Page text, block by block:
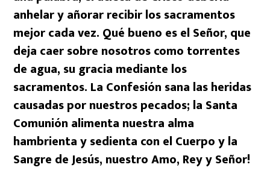
anhelar y añorar recibir los sacramentos
mejor cada vez. Qué bueno es el Señor, que
deja caer sobre nosotros como torrentes
de agua, su gracia mediante los
sacramentos. La Confesión sana las heridas
causadas por nuestros pecados; la Santa
Comunión alimenta nuestra alma
hambrienta y sedienta con el Cuerpo y la
Sangre de Jesús, nuestro Amo, Rey y Señor!